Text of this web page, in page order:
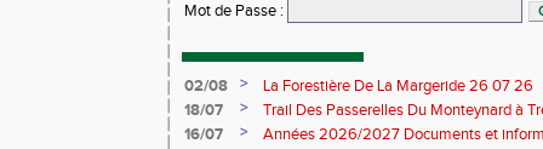
Mot de Passe :
02/08 >
La Forestière De La Margeride 26 07 26
18/07
>
Trail Des Passerelles Du Monteynard à
16/07
>
Années 2026/2027 Documents et